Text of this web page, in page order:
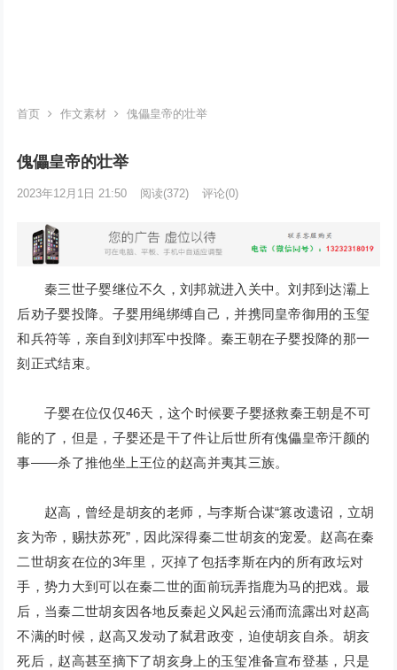
首页 作文素材 傀儡皇帝的壮举
傀儡皇帝的壮举
2023年12月1日 21:50 阅读(372) 评论(0)
秦三世子婴继位不久，刘邦就进入关中。刘邦到达灞上
后劝子婴投降。子婴用绳绑缚自己，并携同皇帝御用的玉玺
和兵符等，亲自到刘邦军中投降。秦王朝在子婴投降的那一
刻正式结束。
子婴在位仅仅46天，这个时候要子婴拯救秦王朝是不可
能的了，但是，子婴还是干了件让后世所有傀儡皇帝汗颜的
事——杀了推他坐上王位的赵高并夷其三族。
赵高，曾经是胡亥的老师，与李斯合谋“篡改遗诏，立胡
亥为帝，赐扶苏死”，因此深得秦二世胡亥的宠爱。赵高在秦
二世胡亥在位的3年里，灭掉了包括李斯在内的所有政坛对
手，势力大到可以在秦二世的面前玩弄指鹿为马的把戏。最
后，当秦二世胡亥因各地反秦起义风起云涌而流露出对赵高
不满的时候，赵高又发动了弑君政变，迫使胡亥自杀。胡亥
死后，赵高甚至摘下了胡亥身上的玉玺准备宣布登基，只是